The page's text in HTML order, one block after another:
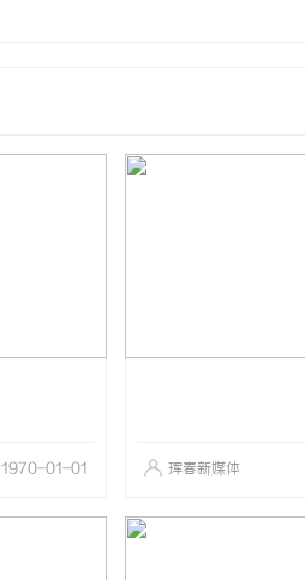
1970-01-01 珲春新媒体